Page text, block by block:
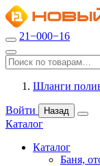
21−000−16
Шланги
Войти Назад
Каталог
Каталог
Баня,